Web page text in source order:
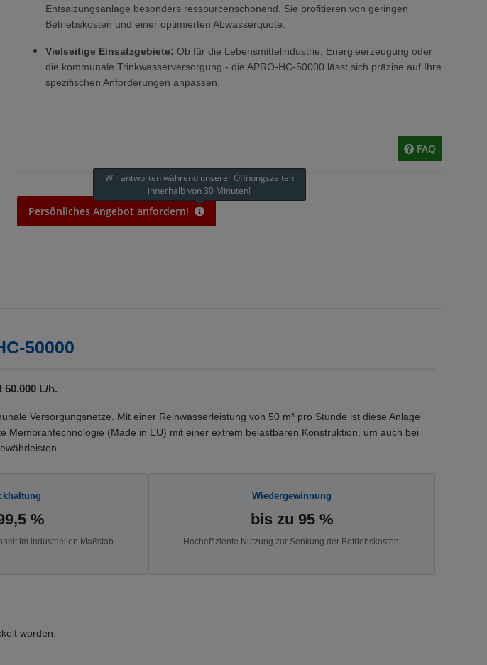
Entsalzungsanlage besonders ressourcenschonend. Sie profitieren von geringen
Betriebskosten und einer optimierten Abwasserquote.
Vielseitige Einsatzgebiete: Ob für die Lebensmittelindustrie, Energieerzeugung oder
die kommunale Trinkwasserversorgung - die APRO-HC-50000 lässt sich präzise auf Ihre
spezifischen Anforderungen anpassen.
FAQ
Persönliches Angebot anfordern!
Wir antworten während unserer Öffnungszeiten
innerhalb von 30 Minuten!
50000
L/h.
Versorgungsnetze. Mit einer Reinwasserleistung von 50 m³ pro Stunde ist diese Anlage
(Made in EU) mit einer extrem belastbaren Konstruktion, um auch bei
%
im industriellen Maßstab.
Wiedergewinnung
bis zu 95 %
Hocheffiziente Nutzung zur Senkung der Betriebskosten.
worden: